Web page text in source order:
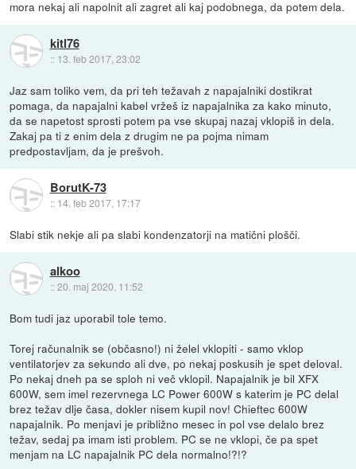
mora nekaj ali napolnit ali zagret ali kaj podobnega, da potem dela.
kitl76
:: 13. feb 2017, 23:02
Jaz sam toliko vem, da pri teh težavah z napajalniki dostikrat
pomaga, da napajalni kabel vržeš iz napajalnika za kako minuto,
da se napetost sprosti potem pa vse skupaj nazaj vklopiš in dela.
Zakaj pa ti z enim dela z drugim ne pa pojma nimam
predpostavljam, da je prešvoh.
BorutK-73
:: 14. feb 2017, 17:17
Slabi stik nekje ali pa slabi kondenzatorji na matični plošči.
alkoo
::20. maj 2020, 11:52
Bom tudi jaz uporabil tole temo.
Torej računalnik se (občasno!) ni želel vklopiti - samo vklop
ventilatorjev za sekundo ali dve, po nekaj poskusih je spet deloval.
Po nekaj dneh pa se sploh ni več vklopil. Napajalnik je bil XFX
600W, sem imel rezervnega LC Power 600W s katerim je PC delal
brez težav dlje časa, dokler nisem kupil nov! Chieftec 600W
napajalnik. Po menjavi je približno mesec in pol vse delalo brez
težav, sedaj pa imam isti problem. PC se ne vklopi, če pa spet
menjam na LC napajalnik PC dela normalno!?!?